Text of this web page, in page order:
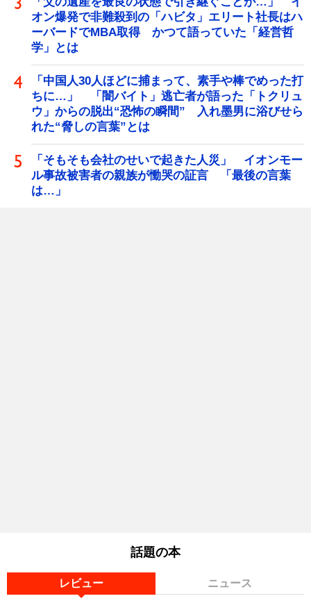
オン爆発で非難殺到の「ハビタ」エリート社長はハ
ーバードでMBA取得 かつて語っていた「経営哲
学」とは
「中国人30人ほどに捕まって、素手や棒でめった打
ちに…」 「闇バイト」逃亡者が語った「トクリュ
ウ」からの脱出“恐怖の瞬間” 入れ墨男に浴びせら
れた“脅しの言葉”とは
「そもそも会社のせいで起きた人災」 イオンモー
ル事故被害者の親族が慟哭の証言 「最後の言葉
は…」
話題の本
レビュー ニュース